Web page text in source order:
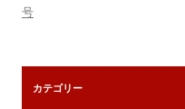
号
カテゴリー